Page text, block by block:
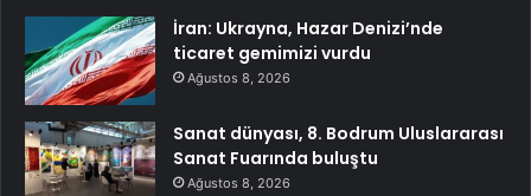
İran: Ukrayna, Hazar Denizi’nde
ticaret gemimizi vurdu
Ağustos 8, 2026
Sanat dünyası, 8. Bodrum Uluslararası
Sanat Fuarında buluştu
Ağustos 8, 2026